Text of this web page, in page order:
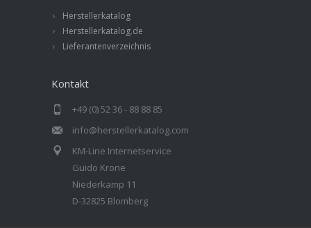
Herstellerkatalog
Herstellerkatalog.de
Lieferantenverzeichnis
Kontakt
+49 (0) 52 36 - 88 88 85
info@herstellerkatalog.com
KM-Line Internetservice
Guido Krone
Niederkamp 11
D-32825 Blomberg